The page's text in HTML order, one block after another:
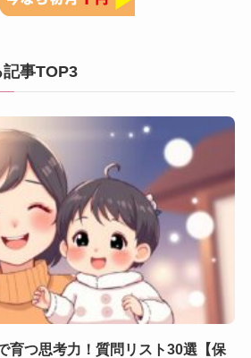
事TOP3
育つ思考力！質問リスト30選【保